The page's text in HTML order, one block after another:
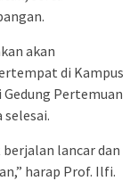
akan
di Kampus
Pertemuan
selesai.
lancar dan
harap Prof. Ilfi.